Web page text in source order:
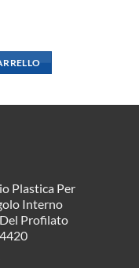
Plastica Per
Interno
Profilato